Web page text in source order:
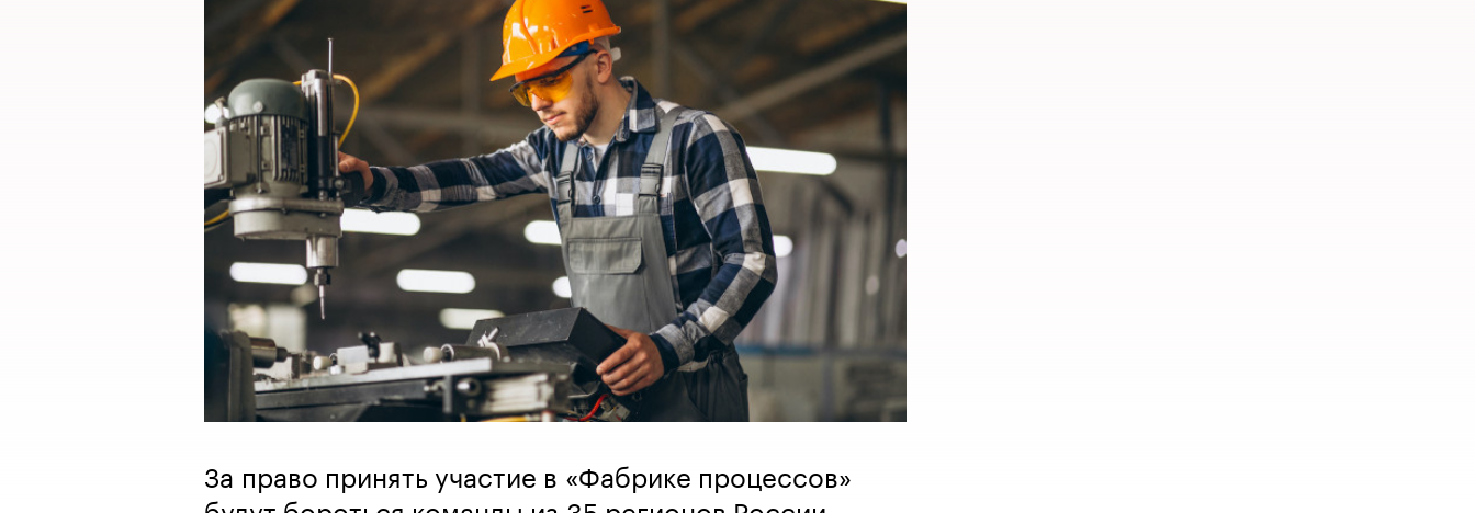
За право принять участие в «Фабрике процессов»